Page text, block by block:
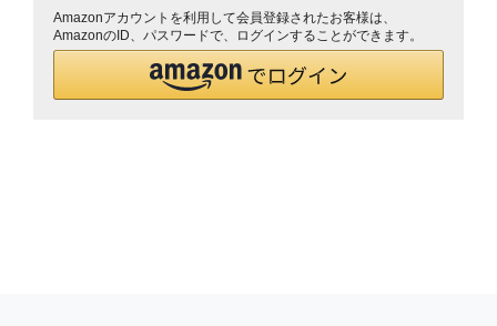
Amazonアカウントを利用して会員登録されたお客様は、
AmazonのID、パスワードで、ログインすることができます。